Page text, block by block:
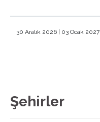
30 Aralık 2026 | 03 Ocak 2027
Şehirler